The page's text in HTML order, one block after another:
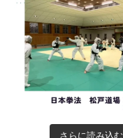
さらに読み込む